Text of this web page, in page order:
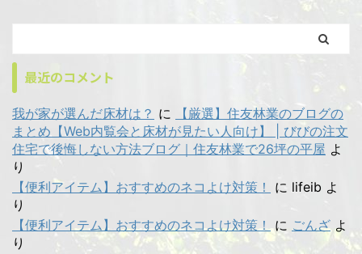
最近のコメント
我が家が選んだ床材は？ に
【厳選】住友林業のブログの
まとめ【Web内覧会と床材が見たい人向け】 | びびの注文
住宅で後悔しない方法ブログ｜住友林業で26坪の平屋 よ
り
【便利アイテム】おすすめのネコよけ対策！
に lifeib よ
り
【便利アイテム】おすすめのネコよけ対策！
に ごんざ よ
り